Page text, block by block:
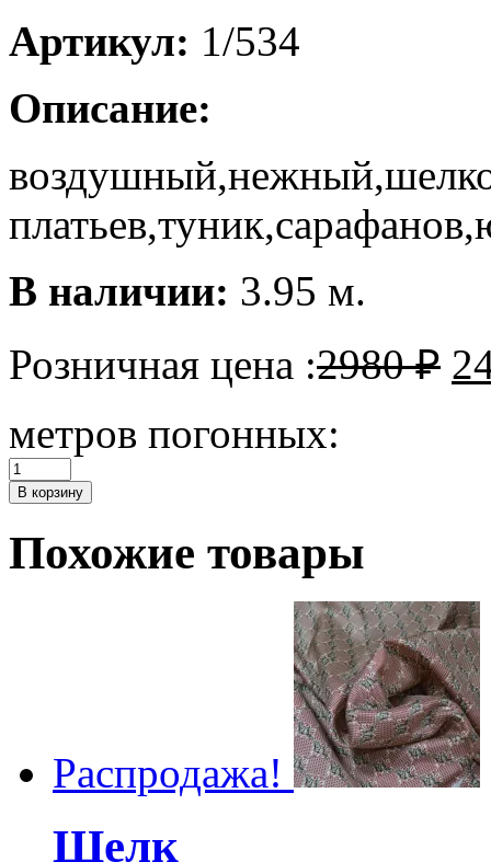
Артикул: 1/534
Описание:
В наличии: 3.95 м.
Розничная цена :2980₽
метров погонных:
Количество
Плательно-
блузочный
Pucci
В корзину
Похожие товары
Распродажа!
Шелк